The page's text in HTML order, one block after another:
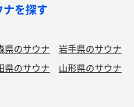
を探す
県のサウナ
岩手県のサウナ
県のサウナ
山形県のサウナ